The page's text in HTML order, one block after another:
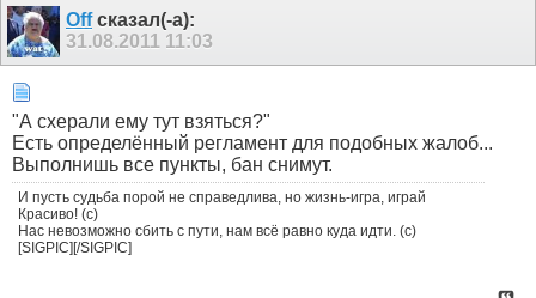
Offсказал(-а):
31.08.2011 11:03
"А схерали ему тут взяться?"
Есть определённый регламент для подобных жалоб...
Выполнишь все пункты, бан снимут.
И пусть судьба порой не справедлива, но жизнь-игра, играй
Красиво! (с)
Нас невозможно сбить с пути, нам всё равно куда идти. (с)
[SIGPIC][/SIGPIC]